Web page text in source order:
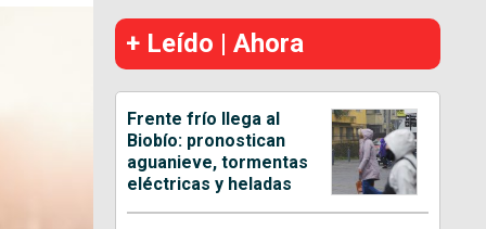
+ Leído | Ahora
Frente frío llega al
Biobío: pronostican
aguanieve, tormentas
eléctricas y heladas